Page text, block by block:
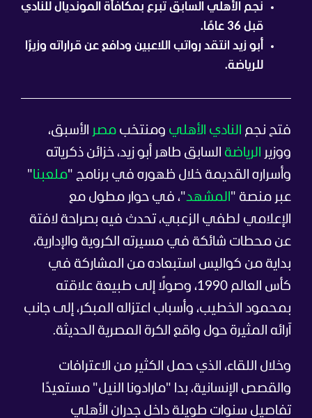
نجم الأهلي السابق تبرع بمكافأة المونديال للنادي
قبل 36 عامًا.
أبو زيد انتقد رواتب اللاعبين ودافع عن قراراته وزيرًا
للرياضة.
فتح نجم النادي الأهلي ومنتخب مصر الأسبق،
ووزير
الرياضة السابق طاهر أبو زيد، خزائن ذكرياته
وأسراره القديمة خلال ظهوره في برنامج "ملعبنا"
عبر منصة " المشهد"، في حوار مطول مع
الإعلامي لطفي الزعبي، تحدث فيه بصراحة لافتة
عن محطات شائكة في مسيرته الكروية والإدارية،
بداية من كواليس استبعاده من المشاركة في
كأس العالم 1990، وصولًا إلى طبيعة علاقته
بمحمود الخطيب، وأسباب اعتزاله المبكر، إلى جانب
آرائه المثيرة حول واقع الكرة المصرية الحديثة.
وخلال اللقاء، الذي حمل الكثير من الاعترافات
والقصص الإنسانية، بدا "مارادونا النيل" مستعيدًا
تفاصيل سنوات طويلة داخل جدران الأهلي